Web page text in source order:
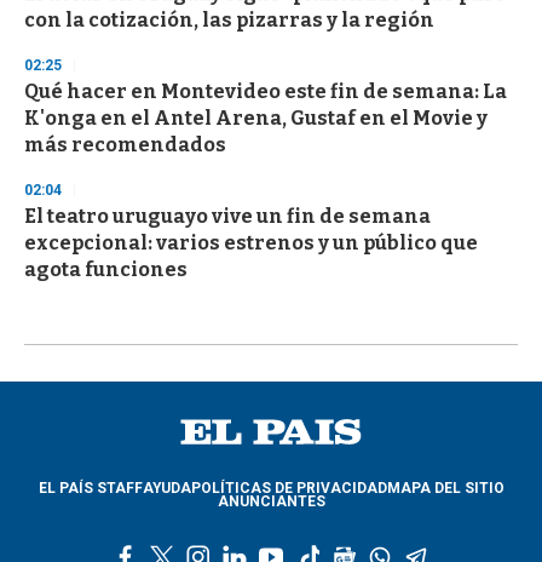
con la cotización, las pizarras y la región
02:25
Qué hacer en Montevideo este fin de semana: La
K'onga en el Antel Arena, Gustaf en el Movie y
más recomendados
02:04
El teatro uruguayo vive un fin de semana
excepcional: varios estrenos y un público que
agota funciones
EL PAÍS STAFFAYUDAPOLÍTICAS DE PRIVACIDADMAPA DEL SITIO
ANUNCIANTES
l y t g w